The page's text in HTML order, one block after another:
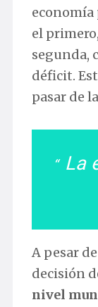
economía
el
segunda,
déficit.
pasar de
La
A pesar
decisión
nivel